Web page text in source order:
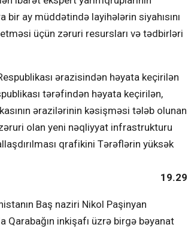
ay müddətində layihələrin siyahısını
üçün zəruri resursları və tədbirləri
ərazisindən həyata keçirilən
tərəfindən həyata keçirilən,
ərazilərinin kəsişməsi tələb olunan
olan yeni nəqliyyat infrastrukturu
qrafikini Tərəflərin yüksək
19.29
Baş naziri Nikol Paşinyan
inkişafı üzrə birgə bəyanat